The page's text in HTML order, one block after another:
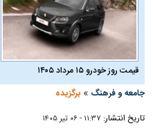
قیمت روز خودرو ۱۵ مرداد ۱۴۰۵
جامعه و فرهنگ »برگزیده
تاریخ انتشار: ۱۱:۳۷ - ۰۶ تير ۱۴۰۵